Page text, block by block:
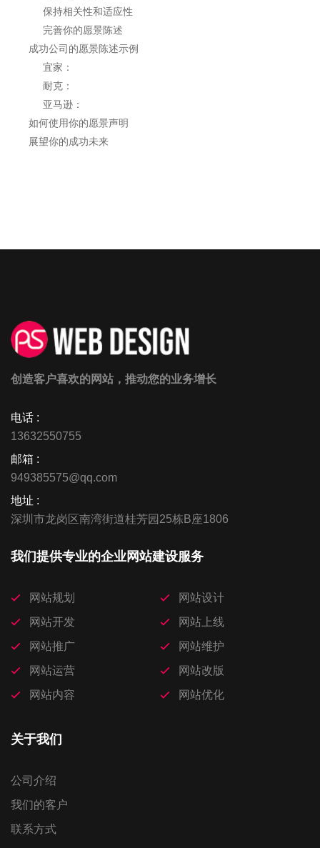
保持相关性和适应性
完善你的愿景陈述
成功公司的愿景陈述示例
宜家：
耐克：
亚马逊：
如何使用你的愿景声明
展望你的成功未来
创造客户喜欢的网站，推动您的业务增长
电话 :
13632550755
邮箱 :
949385575@qq.com
地址 :
深圳市龙岗区南湾街道桂芳园25栋B座1806
我们提供专业的企业网站建设服务
网站规划
网站设计
网站开发
网站上线
网站推广
网站维护
网站运营
网站改版
网站内容
网站优化
关于我们
公司介绍
我们的客户
联系方式